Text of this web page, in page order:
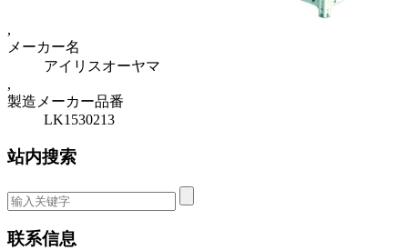
,
メーカー名
アイリスオーヤマ
,
製造メーカー品番
LK1530213
站内搜索
联系信息